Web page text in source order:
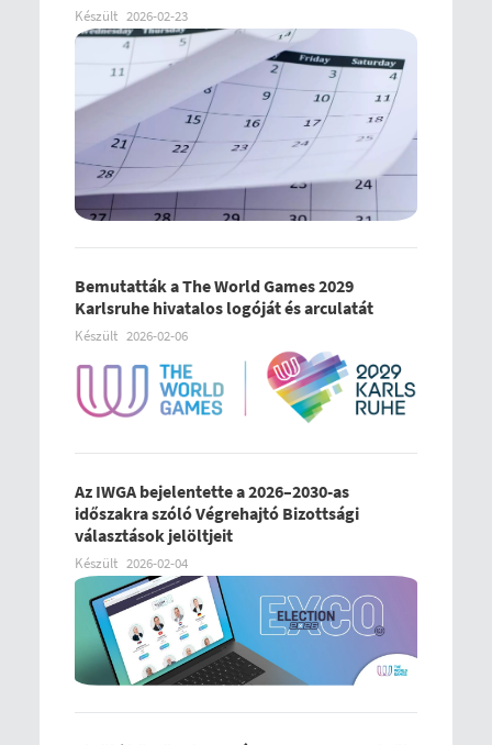
Készült 2026-02-23
Bemutatták a The World Games 2029
Karlsruhe hivatalos logóját és arculatát
Készült 2026-02-06
Az IWGA bejelentette a 2026–2030-as
időszakra szóló Végrehajtó Bizottsági
választások jelöltjeit
Készült 2026-02-04